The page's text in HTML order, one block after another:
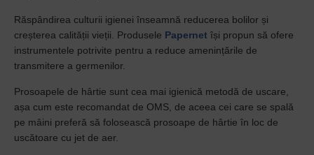
Răspândirea culturii igienei înseamnă reducerea bolilor și
creșterea calității vieții. Produsele Papernet își propun să ofere
instrumentele potrivite pentru a reduce amenințările de
transmitere a germenilor.
Prosoapele de hârtie sunt cea mai igienică metodă de uscare,
așa cum este recomandat de OMS, de aceea cei care se spală
pe mâini preferă să folosească prosoape de hârtie în loc de
uscătoare cu jet de aer.